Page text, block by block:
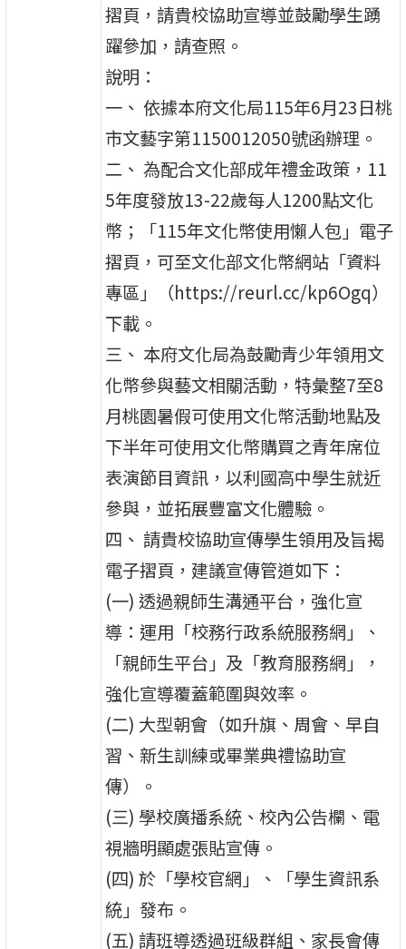
摺頁，請貴校協助宣導並鼓勵學生踴
躍參加，請查照。
說明：
一、 依據本府文化局115年6月23日桃
市文藝字第1150012050號函辦理。
二、 為配合文化部成年禮金政策，11
5年度發放13-22歲每人1200點文化
幣；「115年文化幣使用懶人包」電子
摺頁，可至文化部文化幣網站「資料
專區」（https://reurl.cc/kp6Ogq）
下載。
三、 本府文化局為鼓勵青少年領用文
化幣參與藝文相關活動，特彙整7至8
月桃園暑假可使用文化幣活動地點及
下半年可使用文化幣購買之青年席位
表演節目資訊，以利國高中學生就近
參與，並拓展豐富文化體驗。
四、 請貴校協助宣傳學生領用及旨揭
電子摺頁，建議宣傳管道如下：
(一) 透過親師生溝通平台，強化宣
導：運用「校務行政系統服務網」、
「親師生平台」及「教育服務網」，
強化宣導覆蓋範圍與效率。
(二) 大型朝會（如升旗、周會、早自
習、新生訓練或畢業典禮協助宣
傳）。
(三) 學校廣播系統、校內公告欄、電
視牆明顯處張貼宣傳。
(四) 於「學校官網」、「學生資訊系
統」發布。
(五) 請班導透過班級群組、家長會傳